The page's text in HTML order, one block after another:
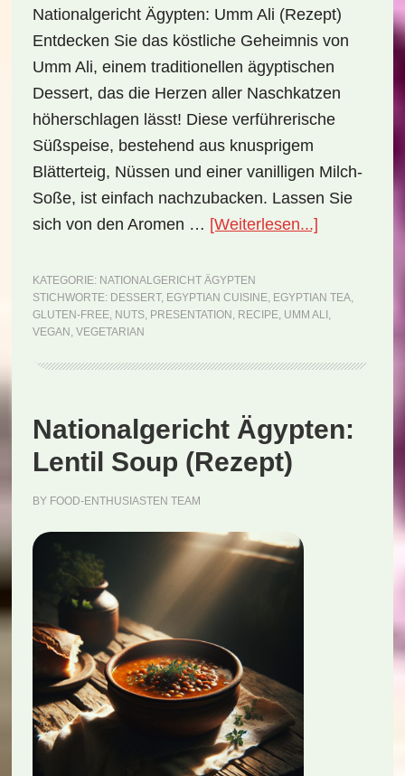
Nationalgericht Ägypten: Umm Ali (Rezept)
Entdecken Sie das köstliche Geheimnis von
Umm Ali, einem traditionellen ägyptischen
Dessert, das die Herzen aller Naschkatzen
höherschlagen lässt! Diese verführerische
Süßspeise, bestehend aus knusprigem
Blätterteig, Nüssen und einer vanilligen Milch-
Soße, ist einfach nachzubacken. Lassen Sie
sich von den Aromen … [Weiterlesen...]
Ali
KATEGORIE: NATIONALGERICHT ÄGYPTEN
STICHWORTE: DESSERT, EGYPTIAN CUISINE, EGYPTIAN TEA,
GLUTEN-FREE, NUTS, PRESENTATION , RECIPE, UMM ALI ,
VEGAN , VEGETARIAN
Nationalgericht Ägypten:
Lentil Soup (Rezept)
BY FOOD-ENTHUSIASTEN TEAM